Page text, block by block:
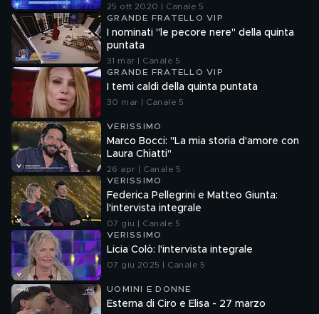
25 ott 2020 | Canale 5
GRANDE FRATELLO VIP
I nominati "le pecore nere" della quinta
puntata
31 mar | Canale 5
GRANDE FRATELLO VIP
I temi caldi della quinta puntata
30 mar | Canale 5
VERISSIMO
Marco Bocci: "La mia storia d'amore con
Laura Chiatti"
26 apr | Canale 5
VERISSIMO
Federica Pellegrini e Matteo Giunta:
l'intervista integrale
07 giu | Canale 5
VERISSIMO
Licia Colò: l'intervista integrale
07 giu 2025 | Canale 5
UOMINI E DONNE
Esterna di Ciro e Elisa - 27 marzo